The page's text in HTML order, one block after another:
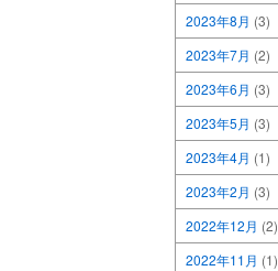
2023年8月 (3)
2023年7月 (2)
2023年6月 (3)
2023年5月 (3)
2023年4月 (1)
2023年2月 (3)
2022年12月 (2)
2022年11月 (1)